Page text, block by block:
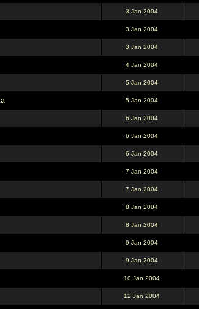
3 Jan 2004
3 Jan 2004
3 Jan 2004
4 Jan 2004
5 Jan 2004
5 Jan 2004
6 Jan 2004
6 Jan 2004
6 Jan 2004
7 Jan 2004
7 Jan 2004
8 Jan 2004
8 Jan 2004
9 Jan 2004
9 Jan 2004
10 Jan 2004
12 Jan 2004